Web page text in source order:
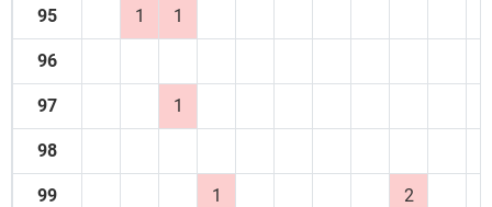
95 1 1
96
97 1
98
99 1 2